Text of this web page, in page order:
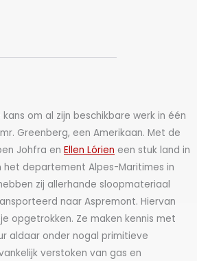
om al zijn beschikbare werk in één
Greenberg, een Amerikaan. Met de
Johfra en Ellen Lórien een stuk land in
het departement Alpes-Maritimes in
zij allerhande sloopmateriaal
naar Aspremont. Hiervan
opgetrokken. Ze maken kennis met
aldaar onder nogal primitieve
verstoken van gas en